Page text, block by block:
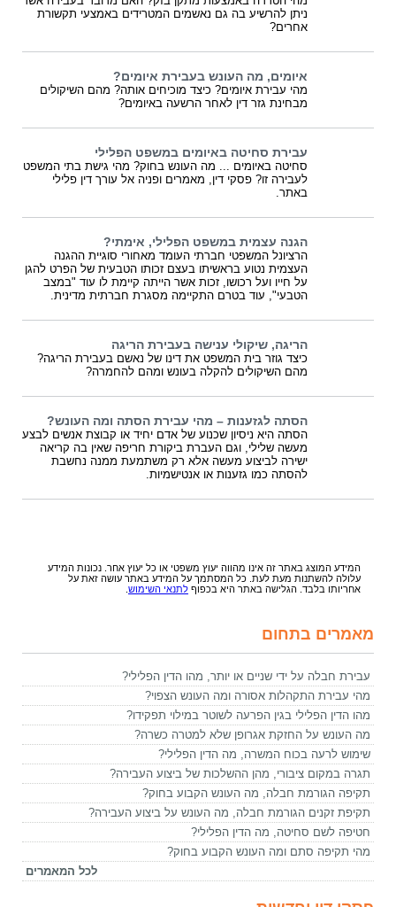
ניתן להרשיע בה גם נאשמים המטרידים באמצעי תקשורת
אחרים?
איומים, מה העונש בעבירת איומים?
מהי עבירת איומים? כיצד מוכיחים אותה? מהם השיקולים
מבחינת גזר דין לאחר הרשעה באיומים?
עבירת סחיטה באיומים במשפט הפלילי
סחיטה באיומים ... מה העונש בחוק? מהי גישת בתי המשפט
לעבירה זו? פסקי דין, מאמרים ופניה אל עורך דין פלילי
באתר.
הגנה עצמית במשפט הפלילי, אימתי?
הרציונל המשפטי חברתי העומד מאחורי סוגיית ההגנה
העצמית נטוע בראשיתו בעצם זכותו הטבעית של הפרט להגן
על חייו ועל רכושו, זכות אשר הייתה קיימת לו עוד "במצב
הטבעי", עוד בטרם התקיימה מסגרת חברתית מדינית.
הריגה, שיקולי ענישה בעבירת הריגה
כיצד גוזר בית המשפט את דינו של נאשם בעבירת הריגה?
מהם השיקולים להקלה בעונש ומהם להחמרה?
הסתה לגזענות – מהי עבירת הסתה ומה העונש?
הסתה היא ניסיון שכנוע של אדם יחיד או קבוצת אנשים לבצע
מעשה שלילי, וגם העברת ביקורת חריפה שאין בה קריאה
ישירה לביצוע מעשה אלא רק משתמעת ממנה נחשבת
להסתה כמו גזענות או אנטישמיות.
המידע המוצג באתר זה אינו מהווה יעוץ משפטי או כל יעוץ אחר. נכונות המידע
עלולה להשתנות מעת לעת. כל המסתמך על המידע באתר עושה זאת על
אחריותו בלבד. הגלישה באתר היא בכפוף לתנאי השימוש
מאמרים בתחום
עבירת חבלה על ידי שניים או יותר, מהו הדין הפלילי?
מהי עבירת התקהלות אסורה ומה העונש הצפוי?
מהו הדין הפלילי בגין הפרעה לשוטר במילוי תפקידו?
מה העונש על החזקת אגרופן שלא למטרה כשרה?
שימוש לרעה בכוח המשרה, מה הדין הפלילי?
תגרה במקום ציבורי, מהן ההשלכות של ביצוע העבירה?
תקיפה הגורמת חבלה, מה העונש הקבוע בחוק?
תקיפת זקנים הגורמת חבלה, מה העונש על ביצוע העבירה?
חטיפה לשם סחיטה, מה הדין הפלילי?
מהי תקיפה סתם ומה העונש הקבוע בחוק?
לכל המאמרים